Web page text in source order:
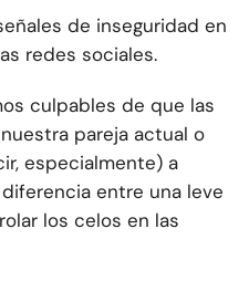
de inseguridad en
redes sociales.
culpables de que las
pareja actual o
especialmente) a
entre una leve
los celos en las